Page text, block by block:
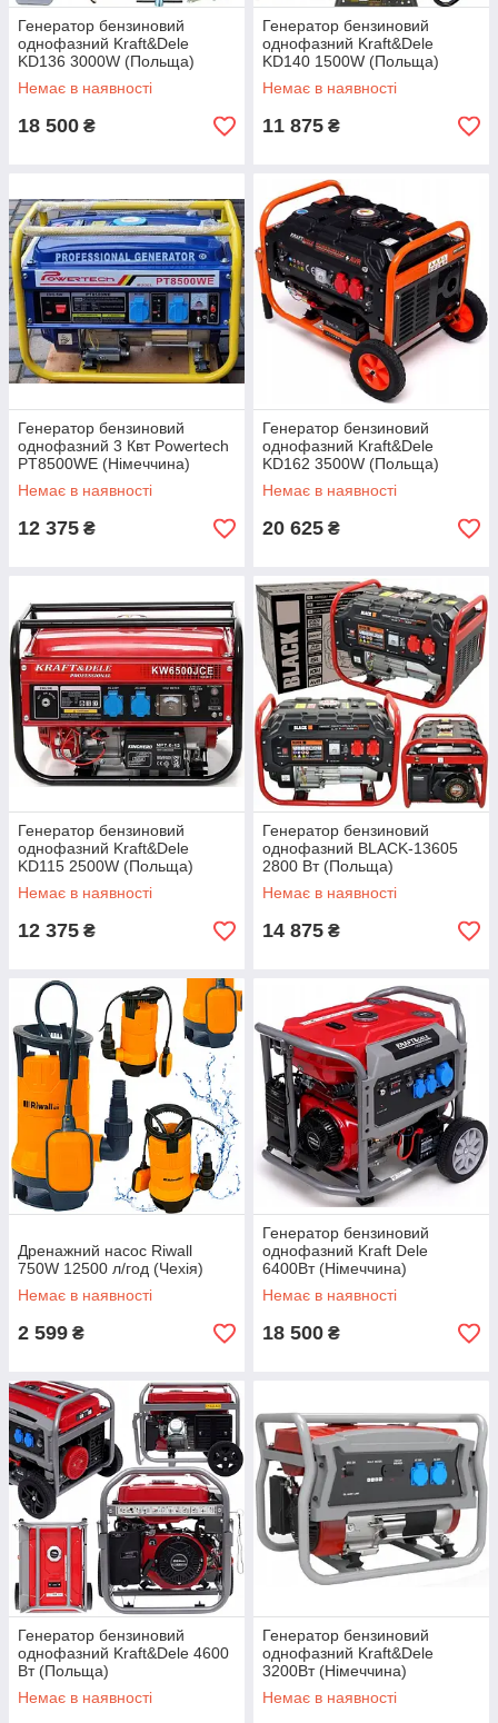
Генератор бензиновий
однофазний Kraft&Dele
KD136 3000W (Польща)
Немає в наявності
18 500 ₴
Генератор бензиновий
однофазний Kraft&Dele
KD140 1500W (Польща)
Немає в наявності
11 875 ₴
Генератор бензиновий
однофазний 3 Квт Powertech
PT8500WE (Німеччина)
Немає в наявності
12 375 ₴
Генератор бензиновий
однофазний Kraft&Dele
KD162 3500W (Польща)
Немає в наявності
20 625 ₴
Генератор бензиновий
однофазний Kraft&Dele
KD115 2500W (Польща)
Немає в наявності
12 375 ₴
Генератор бензиновий
однофазний BLACK-13605
2800 Вт (Польща)
Немає в наявності
14 875 ₴
Дренажний насос Riwall
750W 12500 л/год (Чехія)
Немає в наявності
2 599 ₴
Генератор бензиновий
однофазний Kraft Dele
6400Вт (Німеччина)
Немає в наявності
18 500 ₴
Генератор бензиновий
однофазний Kraft&Dele 4600
Вт (Польща)
Немає в наявності
Генератор бензиновий
однофазний Kraft&Dele
3200Вт (Німеччина)
Немає в наявності